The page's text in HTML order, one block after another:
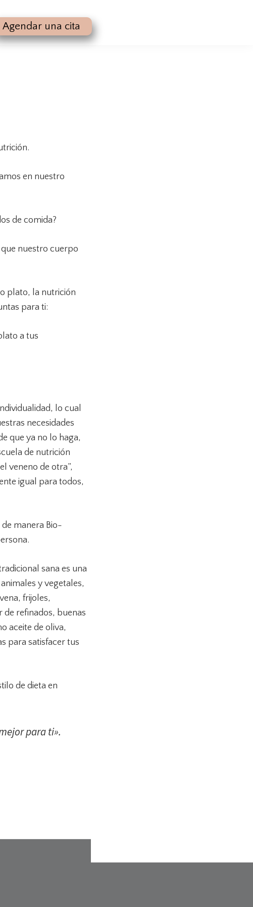
Agendar una cita
en nuestro
de comida?
nuestro cuerpo
plato, la nutrición
para ti:
a tus
lo cual
necesidades
que ya no lo haga,
de nutrición
veneno de otra”,
igual para todos,
manera Bio-
sana es una
y vegetales,
frijoles,
refinados, buenas
aceite de oliva,
para satisfacer tus
de dieta en
para ti».